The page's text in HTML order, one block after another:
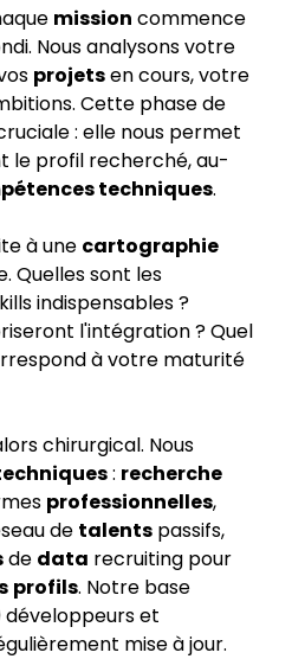
mission commence
Nous analysons votre
projetsen cours, votre
Cette phase de
: elle nous permet
le profil recherché, au-
techniques.
à une cartographie
Quelles sont les
indispensables ?
l'intégration ? Quel
à votre maturité
chirurgical. Nous
: recherche
professionnelles,
de talents passifs,
de data recruiting pour
profils. Notre base
et
mise à jour.